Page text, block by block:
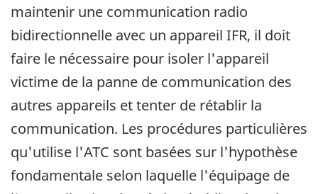
maintenir une communication radio
bidirectionnelle avec un appareil IFR, il doit
faire le nécessaire pour isoler l'appareil
victime de la panne de communication des
autres appareils et tenter de rétablir la
communication. Les procédures particulières
qu'utilise l'ATC sont basées sur l'hypothèse
fondamentale selon laquelle l'équipage de